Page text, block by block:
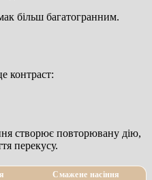
більш багатогранним.
контраст:
створює повторювану дію,
перекусу.
Смажене насіння